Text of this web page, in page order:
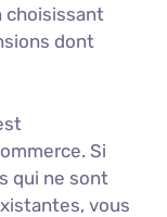
choisissant
dont
Si
qui ne sont
vous